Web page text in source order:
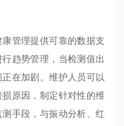
管理提供可靠的数据支
趋势管理，当检测值出
在加剧。维护人员可以
原因，制定针对性的维
手段，与振动分析、红